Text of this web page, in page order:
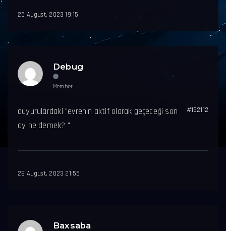
25 August, 2023 19:15
Debug
Member
#152112
duyurulardaki "evrenin aktif olarak geçeceği son
ay ne demek? "
26 August, 2023 21:55
Baxsaba